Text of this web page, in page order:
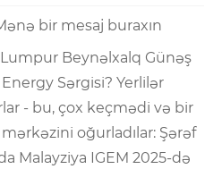
bir mesaj buraxın
Beynəlxalq Günəş
Sərgisi? Yerlilər
- bu, çox keçmədi və bir
oğurladılar: Şərəf
Malayziya IGEM 2025-də